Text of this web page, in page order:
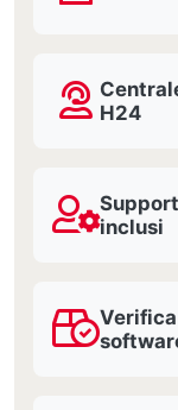
H24
inclusi